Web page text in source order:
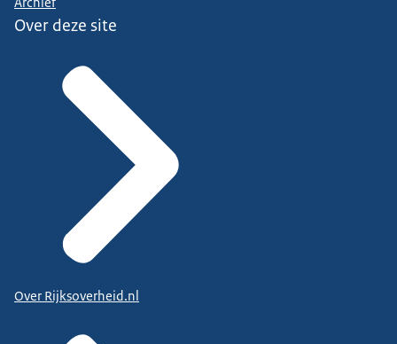
Over deze site
Over Rijksoverheid.nl